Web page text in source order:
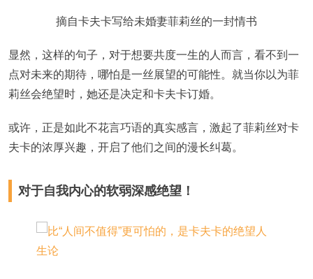
摘自卡夫卡写给未婚妻菲莉丝的一封情书
显然，这样的句子，对于想要共度一生的人而言，看不到一
点对未来的期待，哪怕是一丝展望的可能性。就当你以为菲
莉丝会绝望时，她还是决定和卡夫卡订婚。
或许，正是如此不花言巧语的真实感言，激起了菲莉丝对卡
夫卡的浓厚兴趣，开启了他们之间的漫长纠葛。
对于自我内心的软弱深感绝望！